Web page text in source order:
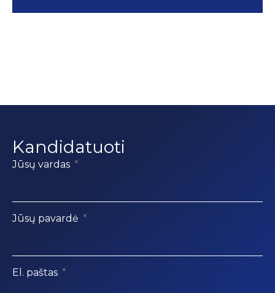
Kandidatuoti
Jūsų vardas
Jūsų pavardė
El. paštas